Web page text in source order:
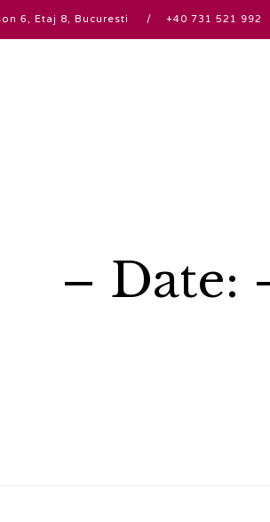
6, Etaj 8, Bucuresti / +40 731 521
– Date: